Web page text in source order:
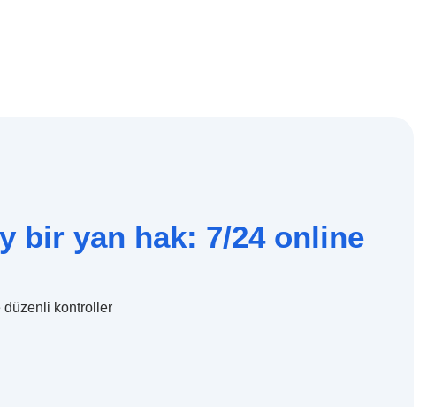
bir yan hak: 7/24 online
düzenli kontroller